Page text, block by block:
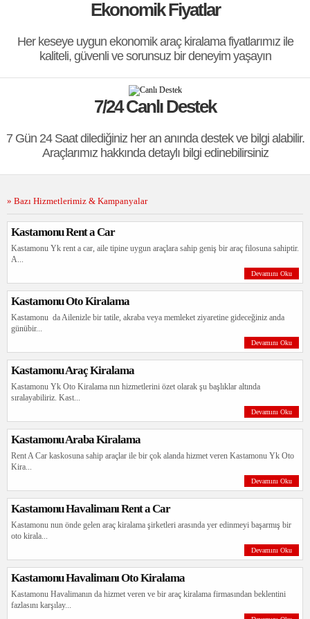
SKODA OKTAVİA
FORD courier
3000.00 TL / Günlük
FİAT EGEA
FİAT EGEA
3000.00 TL / Günlük
Ekonomik Fiyatlar
Her keseye uygun ekonomik araç kiralama fiyatlarımız ile
kaliteli, güvenli ve sorunsuz bir deneyim yaşayın
7/24 Canlı Destek
7 Gün 24 Saat dilediğiniz her an anında destek ve bilgi alabilir.
Araçlarımız hakkında detaylı bilgi edinebilirsiniz
» Bazı Hizmetlerimiz & Kampanyalar
Kastamonu Rent a Car
Kastamonu Yk rent a car, aile tipine uygun araçlara sahip geniş bir araç filosuna sahiptir.
A...
Devamını Oku
Kastamonu Oto Kiralama
Kastamonu da Ailenizle bir tatile, akraba veya memleket ziyaretine gideceğiniz anda
günübir...
Devamını Oku
Kastamonu Araç Kiralama
Kastamonu Yk Oto Kiralama nın hizmetlerini özet olarak şu başlıklar altında
sıralayabiliriz. Kast...
Devamını Oku
Kastamonu Araba Kiralama
Rent A Car kaskosuna sahip araçlar ile bir çok alanda hizmet veren Kastamonu Yk Oto
Kira...
Devamını Oku
Kastamonu Havalimanı Rent a Car
Kastamonu nun önde gelen araç kiralama şirketleri arasında yer edinmeyi başarmış bir
oto kirala...
Devamını Oku
Kastamonu Havalimanı Oto Kiralama
Kastamonu Havalimanın da hizmet veren ve bir araç kiralama firmasından beklentini
fazlasını karşılay...